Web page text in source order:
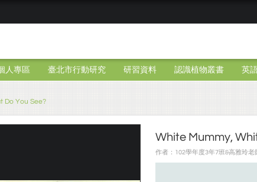
人專區 臺北市行動研究 研習資料 認識植物叢書 英
Do You See?
White Mummy,
作者：102學年度3年7班&高雅玲